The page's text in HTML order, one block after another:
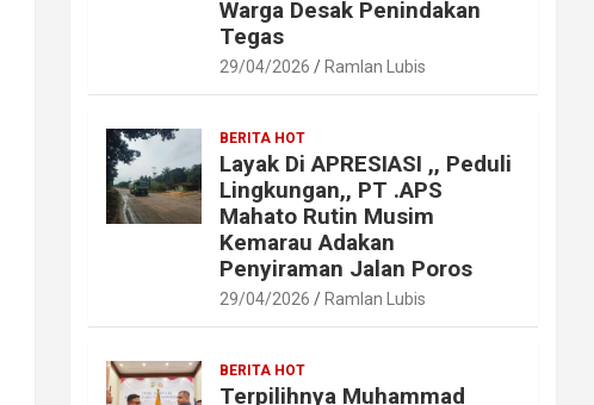
Warga Desak Penindakan
Tegas
29/04/2026 Ramlan Lubis
BERITA HOT
Layak Di APRESIASI ,, Peduli
Lingkungan,, PT .APS
Mahato Rutin Musim
Kemarau Adakan
Penyiraman Jalan Poros
29/04/2026 Ramlan Lubis
BERITA HOT
Terpilihnya Muhammad